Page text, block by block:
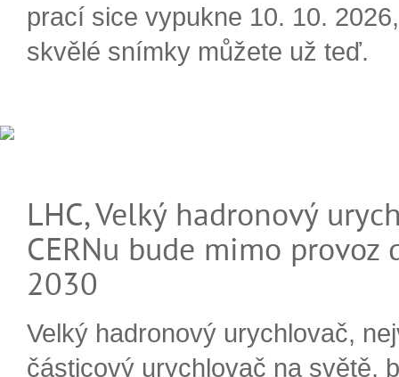
prací sice vypukne 10. 10.
skvělé snímky můžete už teď.
LHC, Velký hadronový
CERNu bude mimo provoz
2030
Velký hadronový urychlovač,
částicový urychlovač na světě,